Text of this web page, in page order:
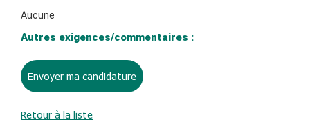
Aucune
Autres exigences/commentaires :
Envoyer ma candidature
Retour à la liste